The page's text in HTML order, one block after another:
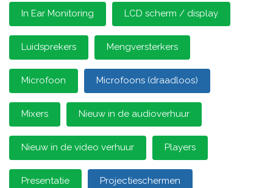
In Ear Monitoring LCD scherm / display
Luidsprekers Mengversterkers
Microfoon Microfoons (draadloos)
Mixers Nieuw in de audioverhuur
Nieuw in de video verhuur Players
Presentatie Projectieschermen